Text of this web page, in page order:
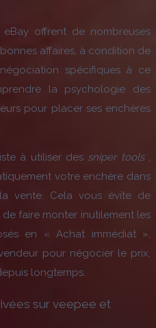
eBay offrent de nombreuses
affaires, à condition de
spécifiques à ce
la psychologie des
pour placer ses enchères
à utiliser des sniper tools ,
votre enchère dans
vente. Cela vous évite de
faire monter inutilement les
en « Achat immédiat »,
pour négocier le prix,
longtemps.
sur veepee et